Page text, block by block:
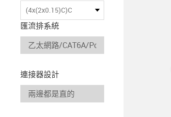
(4x(2x0.15)C)C
匯流排系統
連接器設計